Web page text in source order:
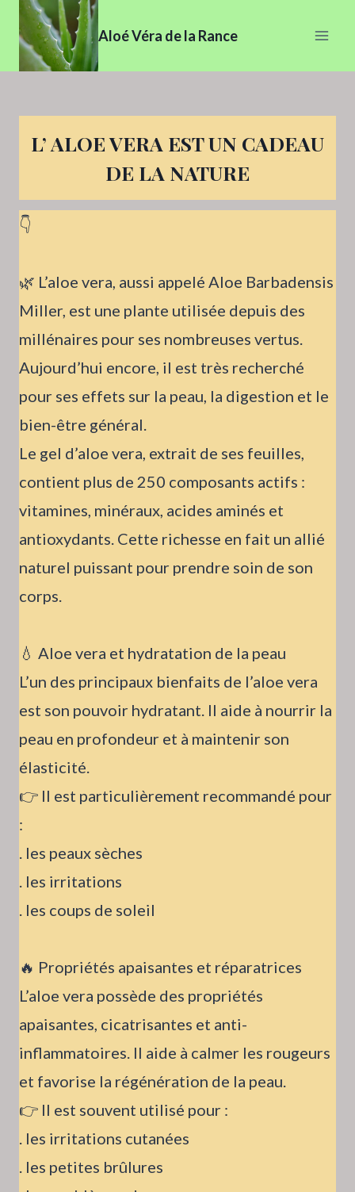
Aller
contenu
Aloé Véra de la Rance
L’ ALOE VERA EST UN CADEAU
DE LA NATURE
👇
🌿 L’aloe vera, aussi appelé Aloe Barbadensis
Miller, est une plante utilisée depuis des
millénaires pour ses nombreuses vertus.
Aujourd’hui encore, il est très recherché
pour ses effets sur la peau, la digestion et le
bien-être général.
Le gel d’aloe vera, extrait de ses feuilles,
contient plus de 250 composants actifs :
vitamines, minéraux, acides aminés et
antioxydants. Cette richesse en fait un allié
naturel puissant pour prendre soin de son
corps.
💧 Aloe vera et hydratation de la peau
L’un des principaux bienfaits de l’aloe vera
est son pouvoir hydratant. Il aide à nourrir la
peau en profondeur et à maintenir son
élasticité.
👉 Il est particulièrement recommandé pour
:
. les peaux sèches
. les irritations
. les coups de soleil
🔥 Propriétés apaisantes et réparatrices
L’aloe vera possède des propriétés
apaisantes, cicatrisantes et anti-
inflammatoires. Il aide à calmer les rougeurs
et favorise la régénération de la peau.
👉 Il est souvent utilisé pour :
. les irritations cutanées
. les petites brûlures